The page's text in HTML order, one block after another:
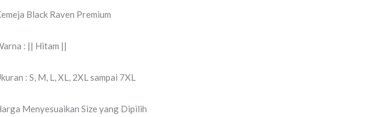
Black Raven Premium
: || Hitam ||
: S, M, L, XL, 2XL sampai 7XL
Menyesuaikan Size yang Dipilih
Tactical